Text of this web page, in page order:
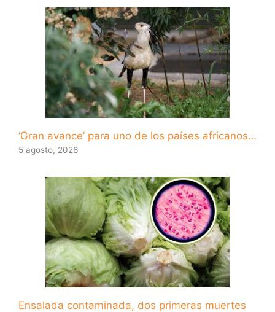
‘Gran avance’ para uno de los países africanos…
5 agosto, 2026
Ensalada contaminada, dos primeras muertes